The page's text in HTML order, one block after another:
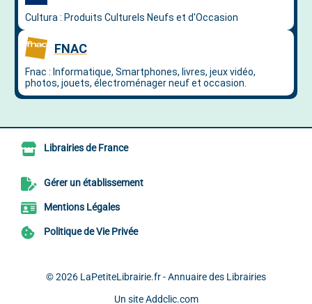
Librairies de France
Gérer un établissement
Mentions Légales
Politique de Vie Privée
© 2026 LaPetiteLibrairie.fr - Annuaire des Librairies
Un site Addclic.com